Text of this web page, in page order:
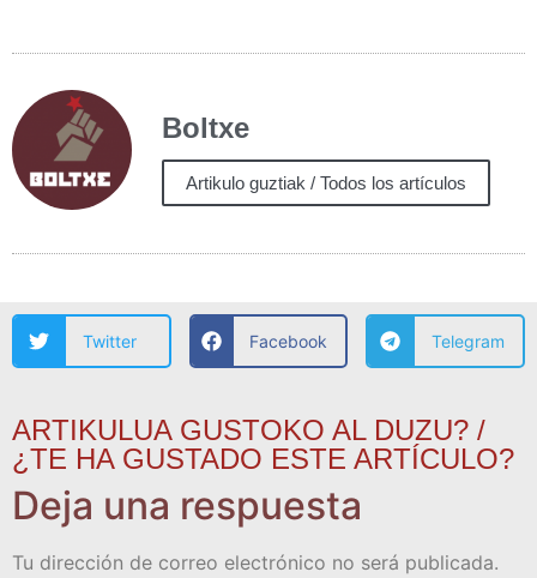
Boltxe
Artikulo guztiak / Todos los artículos
Twitter Facebook Telegram
ARTIKULUA GUSTOKO AL DUZU? /
¿TE HA GUSTADO ESTE ARTÍCULO?
Deja una respuesta
Tu dirección de correo electrónico no será publicada.